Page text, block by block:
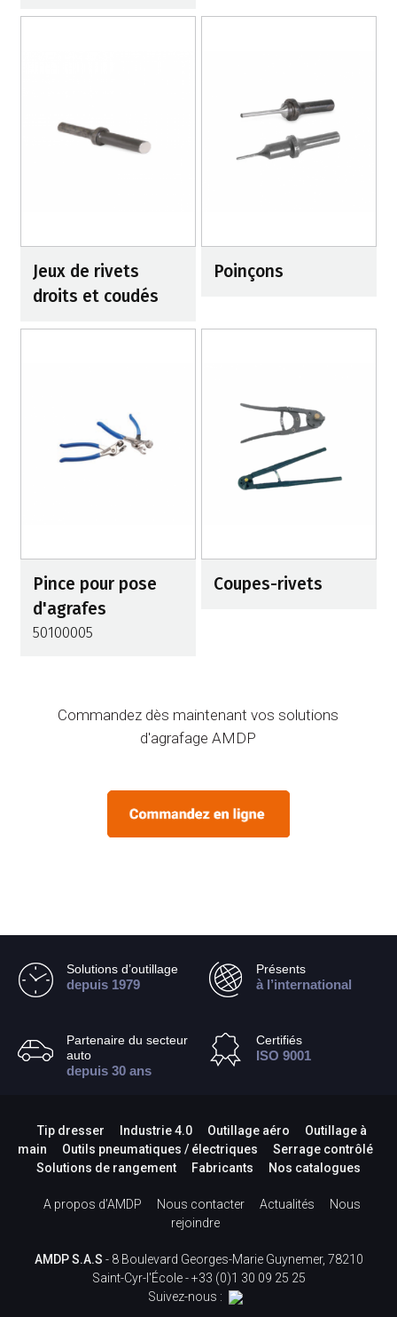
Jeux de rivets
droits et coudés
Poinçons
Pince pour pose
d'agrafes
50100005
Coupes-rivets
Commandez dès maintenant vos solutions
d'agrafage AMDP
Solutions d’outillage
depuis 1979
Présents
à l’international
Partenaire du secteur
auto
depuis 30 ans
Certifiés
ISO 9001
Tip dresser Industrie 4.0 Outillage aéro
Outillage à
main
Outils pneumatiques / électriques
Serrage contrôlé
Solutions de rangement
Fabricants Nos catalogues
A propos d’AMDP Nous contacter Actualités
Nous
rejoindre
AMDP S.A.S - 8 Boulevard Georges-Marie Guynemer, 78210
Saint-Cyr-l'École -+33 (0)1 30 09 25 25
Suivez-nous :